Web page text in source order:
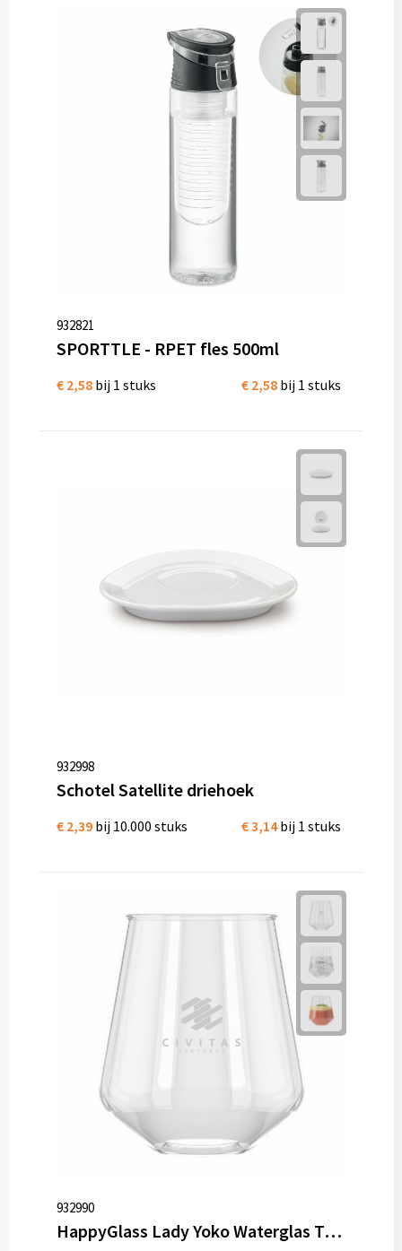
932821
SPORTTLE - RPET fles 500ml
€ 2,58 bij 1 stuks € 2,58 bij 1 stuks
932998
Schotel Satellite driehoek
€ 2,39 bij 10.000 stuks € 3,14 bij 1 stuks
932990
HappyGlass Lady Yoko Waterglas Tritan 400 ml